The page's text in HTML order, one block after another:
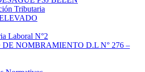
Tributaria
Laboral N°2
DE NOMBRAMIENTO D.L N° 276 –